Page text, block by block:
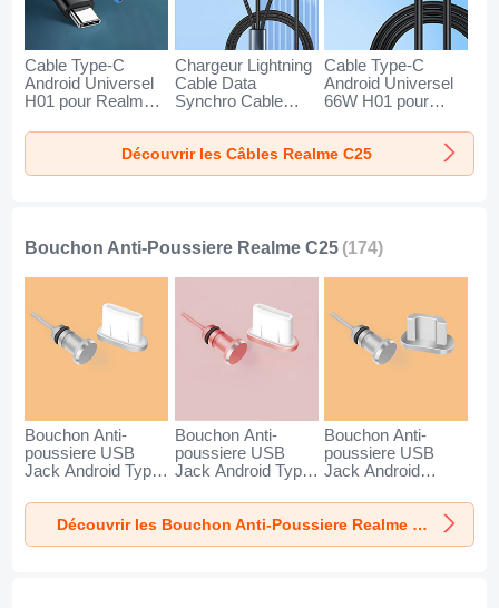
Cable Type-C
Android Universel
H01 pour Realme
Chargeur Lightning
Cable Data
Synchro Cable
Type-C 100W H01
pour Realme C25
Noir
Cable Type-C
Android Universel
66W H01 pour
Découvrir les Câbles Realme C25
Bouchon Anti-Poussiere Realme C25 (174)
Bouchon Anti-
poussiere USB
Jack Android Type-
Realme C25 Argent
Bouchon Anti-
poussiere USB
Jack Android Type-
Realme C25 Or
Rose
Bouchon Anti-
poussiere USB
Jack Android
Realme C25 Argent
Découvrir les Bouchon Anti-Poussiere Realme C25